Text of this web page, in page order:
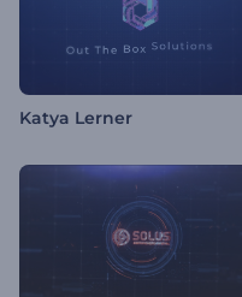
Katya Lerner